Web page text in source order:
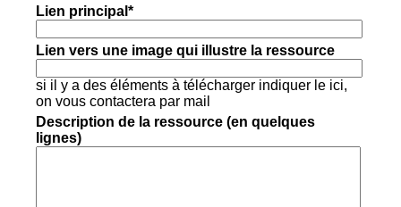
Lien principal *
Lien vers une image qui illustre la ressource
si il y a des éléments à télécharger indiquer le ici,
on vous contactera par mail
Description de la ressource (en quelques
lignes)